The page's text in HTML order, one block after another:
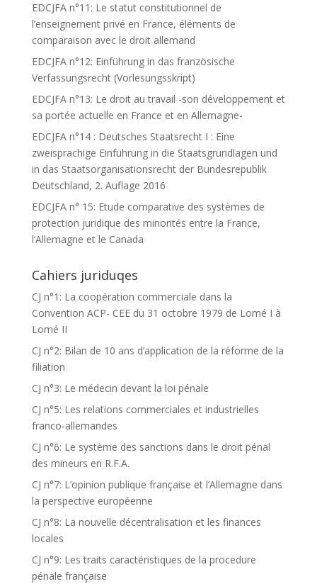
EDCJFA n°11: Le statut constitutionnel de
l’enseignement privé en France, éléments de
comparaison avec le droit allemand
EDCJFA n°12: Einführung in das französische
Verfassungsrecht (Vorlesungsskript)
EDCJFA n°13: Le droit au travail -son développement et
sa portée actuelle en France et en Allemagne-
EDCJFA n°14 : Deutsches Staatsrecht I : Eine
zweisprachige Einführung in die Staatsgrundlagen und
in das Staatsorganisationsrecht der Bundesrepublik
Deutschland, 2. Auflage 2016
EDCJFA n° 15: Etude comparative des systèmes de
protection juridique des minorités entre la France,
l’Allemagne et le Canada
Cahiers juriduqes
CJ n°1: La coopération commerciale dans la
Convention ACP- CEE du 31 octobre 1979 de Lomé I à
Lomé II
CJ n°2: Bilan de 10 ans d’application de la réforme de la
filiation
CJ n°3: Le médecin devant la loi pénale
CJ n°5: Les relations commerciales et industrielles
franco-allemandes
CJ n°6: Le système des sanctions dans le droit pénal
des mineurs en R.F.A.
CJ n°7: L’opinion publique française et l’Allemagne dans
la perspective européenne
CJ n°8: La nouvelle décentralisation et les finances
locales
CJ n°9: Les traits caractéristiques de la procedure
pénale française